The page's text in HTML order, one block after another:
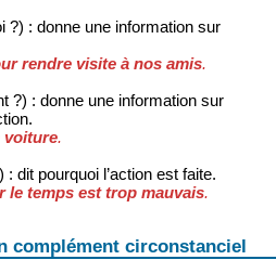
?) : donne une information sur
rendre visite à nos amis.
?) : donne une information sur
voiture.
: dit pourquoi l’action est faite.
le temps est trop mauvais.
complément circonstanciel